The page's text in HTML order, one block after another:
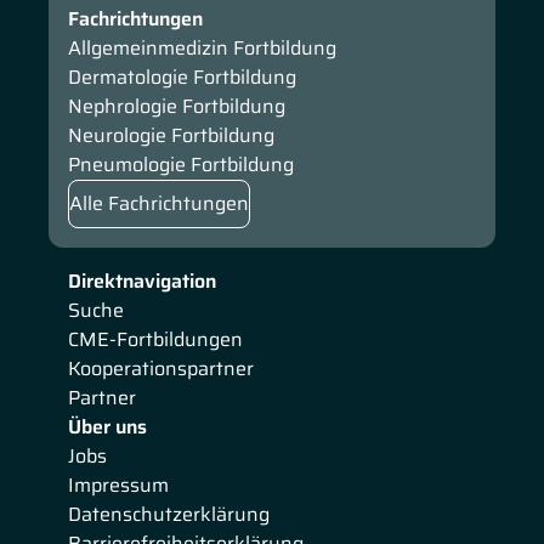
Direktnavigation
Suche
CME-Fortbildungen
Kooperationspartner
Partner
Über uns
Jobs
Impressum
Datenschutzerklärung
Fachrichtungen
Allgemeinmedizin Fortbildung
Dermatologie Fortbildung
Nephrologie Fortbildung
Neurologie Fortbildung
Pneumologie Fortbildung
Alle Fachrichtungen